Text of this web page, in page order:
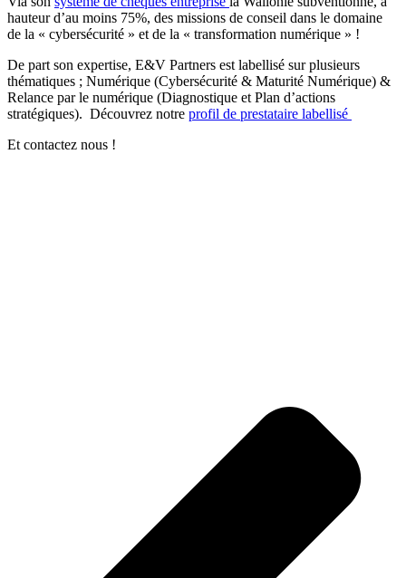
hauteur d’au moins 75%, des missions de conseil dans le domaine
de la « cybersécurité » et de la « transformation numérique » !
De part son expertise, E&V Partners est labellisé sur plusieurs
thématiques ; Numérique (Cybersécurité & Maturité Numérique) &
Relance par le numérique (Diagnostique et Plan d’actions
stratégiques). Découvrez notre profil de prestataire labellisé
Et contactez nous !